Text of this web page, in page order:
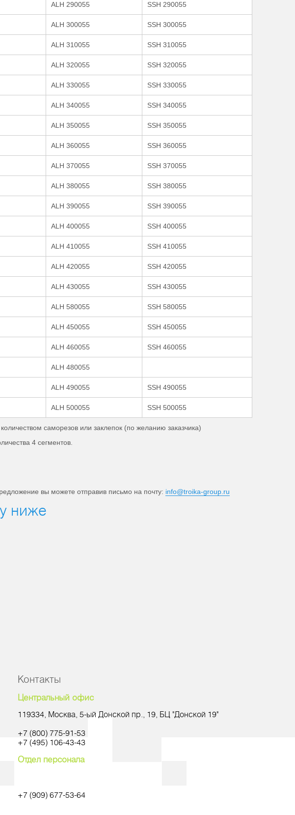
ALH 290055 SSH 290055
ALH 300055 SSH 300055
ALH 310055 SSH 310055
ALH 320055 SSH 320055
ALH 330055 SSH 330055
ALH 340055 SSH 340055
ALH 350055 SSH 350055
ALH 360055 SSH 360055
ALH 370055 SSH 370055
ALH 380055 SSH 380055
ALH 390055 SSH 390055
ALH 400055 SSH 400055
ALH 410055 SSH 410055
ALH 420055 SSH 420055
ALH 430055 SSH 430055
ALH 580055 SSH 580055
ALH 450055 SSH 450055
ALH 460055 SSH 460055
ALH 480055
ALH 490055 SSH 490055
ALH 500055 SSH 500055
саморезов или заклепок (по желанию заказчика)
4 сегментов.
вы можете отправив письмо на почту: info@troika-group.ru
ниже
Контакты
Центральный офис
119334, Москва, 5-ый Донской пр., 19, БЦ "Донской 19"
+7 (800) 775-91-53
+7 (495) 106-43-43
Отдел персонала
+7 (909) 677-53-64